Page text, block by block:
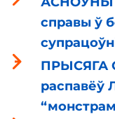
справы ў
ПРЫСЯГА
распавёў